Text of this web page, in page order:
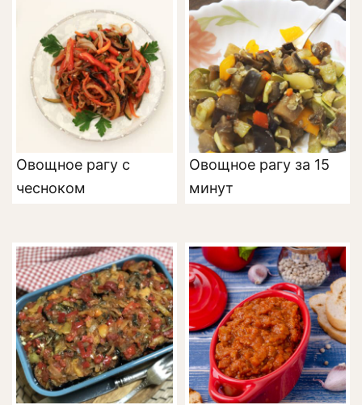
Овощное рагу с
чесноком
Овощное рагу за 15
минут